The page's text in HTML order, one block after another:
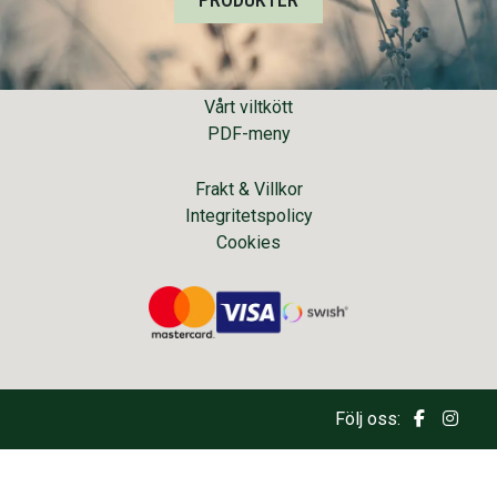
Om oss
Kontakta oss
Vårt viltkött
PDF-meny
Frakt & Villkor
Integritetspolicy
Cookies
Följ oss: